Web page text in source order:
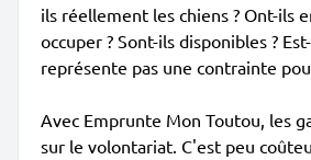
ils réellement les chiens ? Ont-ils
occuper ? Sont-ils disponibles ?
représente pas une contrainte
Avec Emprunte Mon Toutou, les
sur le volontariat. C'est peu